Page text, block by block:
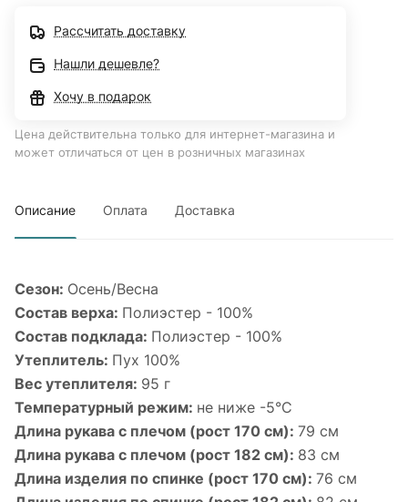
Рассчитать доставку
Нашли дешевле?
Хочу в подарок
Цена действительна только для интернет-магазина и
может отличаться от цен в розничных магазинах
Описание Оплата Доставка
Сезон: Осень/Весна
Состав верха: Полиэстер - 100%
Состав подклада: Полиэстер - 100%
Утеплитель: Пух 100%
Вес утеплителя: 95 г
Температурный режим: не ниже -5°С
Длина рукава с плечом (рост 170 см): 79 см
Длина рукава с плечом (рост 182 см): 83 см
Длина изделия по спинке (рост 170 см): 76 см